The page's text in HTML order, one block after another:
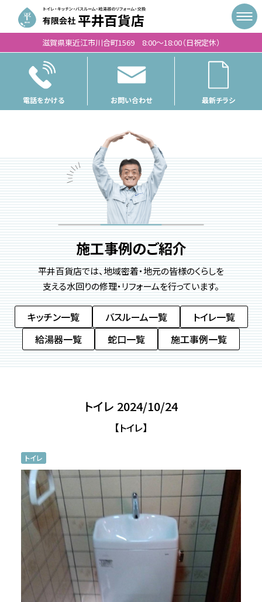
滋賀県東近江市川合町1569 8:00〜18:00（日祝定休）
電話をかける お問い合わせ 最新チラシ
施工事例のご紹介
平井百貨店では、地域密着・地元の皆様のくらしを
支える水回りの修理・リフォームを行っています。
キッチン一覧 バスルーム一覧
トイレ一覧
給湯器一覧
蛇口一覧 施工事例一覧
トイレ 2024/10/24
【トイレ】
トイレ